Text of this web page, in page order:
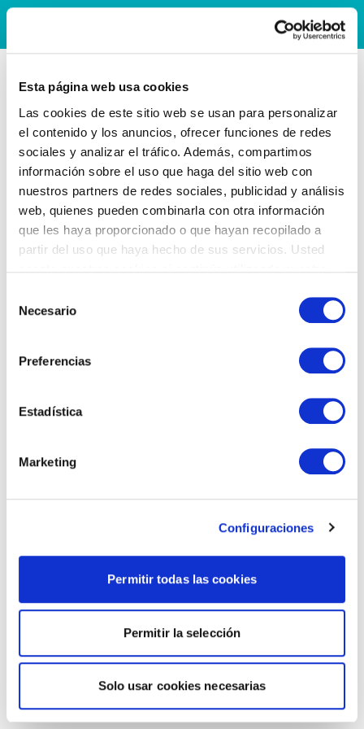
Esta página web usa cookies
Las cookies de este sitio web se usan para personalizar
el contenido y los anuncios, ofrecer funciones de redes
sociales y analizar el tráfico. Además, compartimos
información sobre el uso que haga del sitio web con
nuestros partners de redes sociales, publicidad y análisis
web, quienes pueden combinarla con otra información
que les haya proporcionado o que hayan recopilado a
partir del uso que haya hecho de sus servicios. Usted
Necesario
Preferencias
Estadística
Marketing
Configuraciones
Permitir todas las cookies
Permitir la selección
Solo usar cookies necesarias